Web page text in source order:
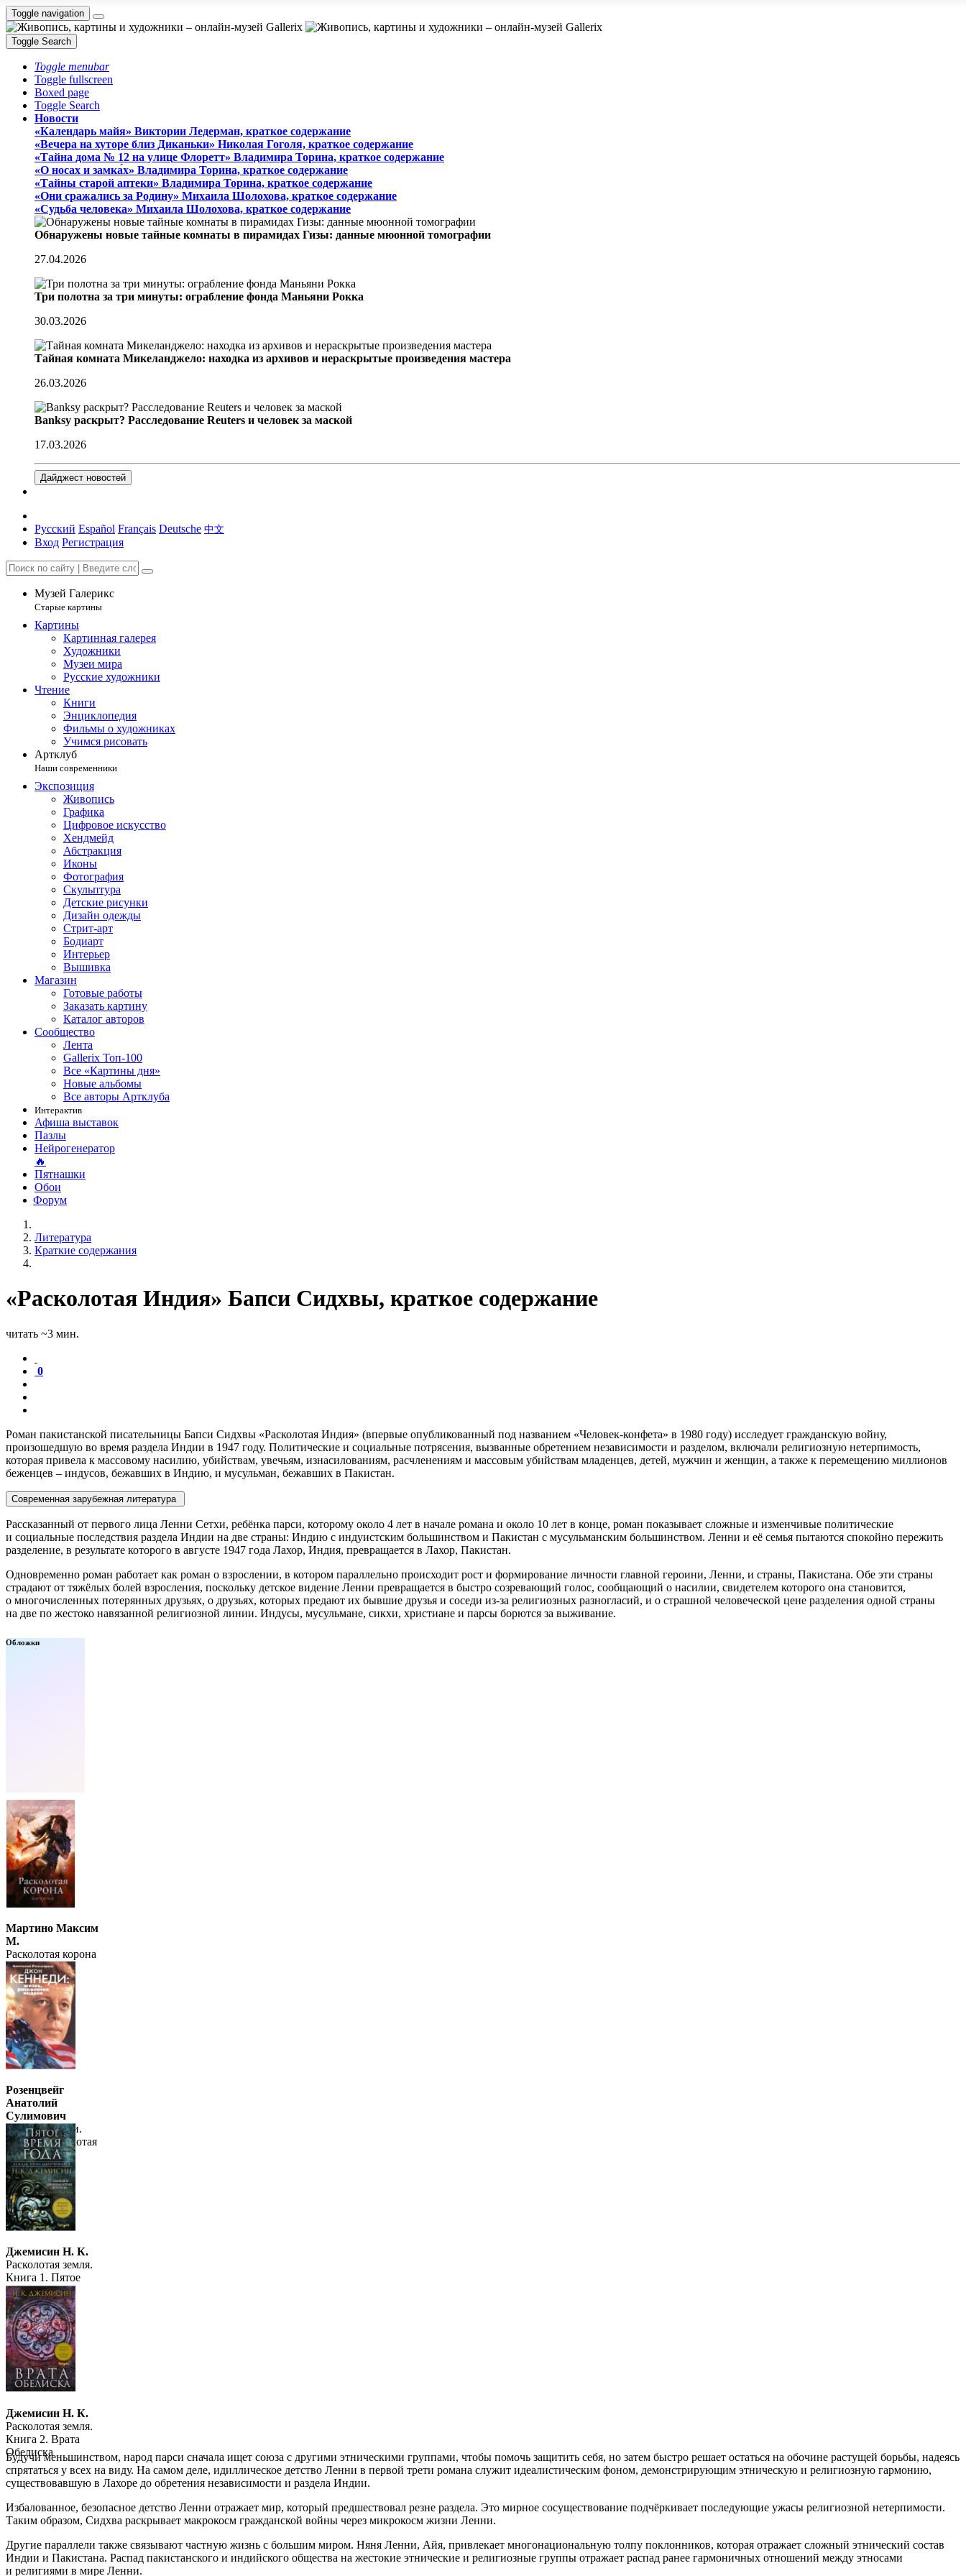
Toggle navigation
Toggle Search
Toggle menubar
Toggle fullscreen
Boxed page
Toggle Search
Новости
«Календарь майя» Виктории Ледерман, краткое содержание
«Вечера на хуторе близ Диканьки» Николая Гоголя, краткое содержание
«Тайна дома № 12 на улице Флоретт» Владимира Торина, краткое содержание
«О носах и замка́х» Владимира Торина, краткое содержание
«Тайны старой аптеки» Владимира Торина, краткое содержание
«Они сражались за Родину» Михаила Шолохова, краткое содержание
«Судьба человека» Михаила Шолохова, краткое содержание
Обнаружены новые тайные комнаты в пирамидах Гизы: данные мюонной томографии
27.04.2026
Три полотна за три минуты: ограбление фонда Маньяни Рокка
30.03.2026
Тайная комната Микеланджело: находка из архивов и нераскрытые произведения мастера
26.03.2026
Banksy раскрыт? Расследование Reuters и человек за маской
17.03.2026
Дайджест новостей
Русский Español Français Deutsche 中文
Вход Регистрация
Музей Галерикс
Старые картины
Картины
Картинная галерея
Художники
Музеи мира
Русские художники
Чтение
Книги
Энциклопедия
Фильмы о художниках
Учимся рисовать
Артклуб
Наши современники
Экспозиция
Живопись
Графика
Цифровое искусство
Хендмейд
Абстракция
Иконы
Фотография
Скульптура
Детские рисунки
Дизайн одежды
Стрит-арт
Бодиарт
Интерьер
Вышивка
Магазин
Готовые работы
Заказать картину
Каталог авторов
Сообщество
Лента
Gallerix Топ-100
Все «Картины дня»
Новые альбомы
Все авторы Артклуба
Интерактив
Афиша выставок
Пазлы
Нейрогенератор
🔥
Пятнашки
Обои
Форум
Литература
Краткие содержания
«Расколотая Индия» Бапси Сидхвы, краткое содержание
читать ~3 мин.
0
Роман пакистанской писательницы Бапси Сидхвы «Расколотая Индия» (впервые опубликованный под названием «Человек-конфета» в 1980 году) исследует гражданскую войну,
произошедшую во время раздела Индии в 1947 году. Политические и социальные потрясения, вызванные обретением независимости и разделом, включали религиозную нетерпимость,
которая привела к массовому насилию, убийствам, увечьям, изнасилованиям, расчленениям и массовым убийствам младенцев, детей, мужчин и женщин, а также к перемещению миллионов
беженцев – индусов, бежавших в Индию, и мусульман, бежавших в Пакистан.
Современная зарубежная литература
Рассказанный от первого лица Ленни Сетхи, ребёнка парси, которому около 4 лет в начале романа и около 10 лет в конце, роман показывает сложные и изменчивые политические
и социальные последствия раздела Индии на две страны: Индию с индуистским большинством и Пакистан с мусульманским большинством. Ленни и её семья пытаются спокойно пережить
разделение, в результате которого в августе 1947 года Лахор, Индия, превращается в Лахор, Пакистан.
Одновременно роман работает как роман о взрослении, в котором параллельно происходит рост и формирование личности главной героини, Ленни, и страны, Пакистана. Обе эти страны
страдают от тяжёлых болей взросления, поскольку детское видение Ленни превращается в быстро созревающий голос, сообщающий о насилии, свидетелем которого она становится,
о многочисленных потерянных друзьях, о друзьях, которых предают их бывшие друзья и соседи из-за религиозных разногласий, и о страшной человеческой цене разделения одной страны
на две по жестоко навязанной религиозной линии. Индусы, мусульмане, сикхи, христиане и парсы борются за выживание.
Обложки
Мартино Максим
М.
Расколотая корона
Розенцвейг
Анатолий
Сулимович
Джон Кеннеди.
Жизнь, расколотая
надвое
Джемисин Н. К.
Расколотая земля.
Книга 1. Пятое
время года
Джемисин Н. К.
Расколотая земля.
Книга 2. Врата
Обелиска
Будучи меньшинством, народ парси сначала ищет союза с другими этническими группами, чтобы помочь защитить себя, но затем быстро решает остаться на обочине растущей борьбы, надеясь
спрятаться у всех на виду. На самом деле, идиллическое детство Ленни в первой трети романа служит идеалистическим фоном, демонстрирующим этническую и религиозную гармонию,
существовавшую в Лахоре до обретения независимости и раздела Индии.
Избалованное, безопасное детство Ленни отражает мир, который предшествовал резне раздела. Это мирное сосуществование подчёркивает последующие ужасы религиозной нетерпимости.
Таким образом, Сидхва раскрывает макрокосм гражданской войны через микрокосм жизни Ленни.
Другие параллели также связывают частную жизнь с большим миром. Няня Ленни, Айя, привлекает многонациональную толпу поклонников, которая отражает сложный этнический состав
Индии и Пакистана. Распад пакистанского и индийского общества на жестокие этнические и религиозные группы отражает распад ранее гармоничных отношений между этносами
и религиями в мире Ленни.